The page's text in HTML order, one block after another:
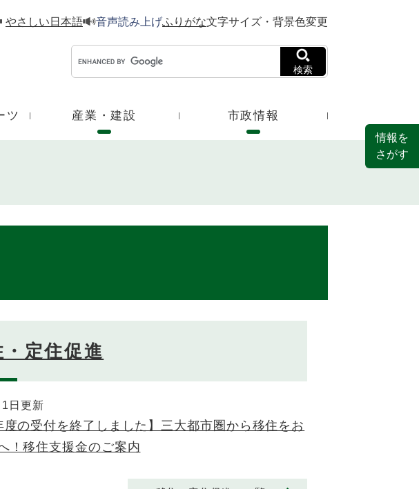
やさしい日本語 音声読み上げふりがな文字サイズ・背景色変更
検索
ツ 産業・建設 市政情報
定住促進
日更新
度の受付を終了しました】三大都市圏から移住をお
！移住支援金のご案内
情報を
さがす